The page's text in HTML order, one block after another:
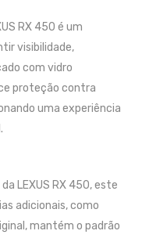
RX 450 é um
visibilidade,
com vidro
proteção contra
uma experiência
LEXUS RX 450, este
adicionais, como
mantém o padrão